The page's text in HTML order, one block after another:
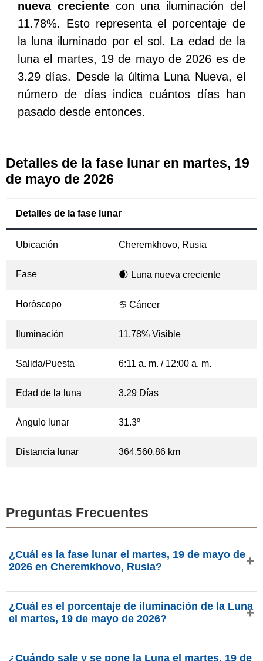
nueva crecientecon una iluminación del
11.78%. Esto representa el porcentaje de
la luna iluminado por el sol. La edad de la
luna el martes, 19 de mayo de 2026 es de
3.29 días. Desde la última Luna Nueva, el
número de días indica cuántos días han
pasado desde entonces.
Detalles de la fase lunar en martes, 19
de mayo de 2026
Detalles de la fase lunar
Ubicación Cheremkhovo, Rusia
Fase 🌒 Luna nueva creciente
Horóscopo ♋ Cáncer
Iluminación 11.78% Visible
Salida/Puesta 6:11 a. m. / 12:00 a. m.
Edad de la luna 3.29 Días
Ángulo lunar 31.3º
Distancia lunar 364,560.86 km
Preguntas Frecuentes
¿Cuál es la fase lunar el martes, 19 de mayo de
2026 en Cheremkhovo, Rusia?
Luna está en la fase Luna nueva creciente con 11.78% de
iluminación, tiene 3.29 días de edad y se encuentra en la
¿Cuál es el porcentaje de iluminación de la Luna
el martes, 19 de mayo de 2026?
¿Cuándo sale y se pone la Luna el martes, 19 de